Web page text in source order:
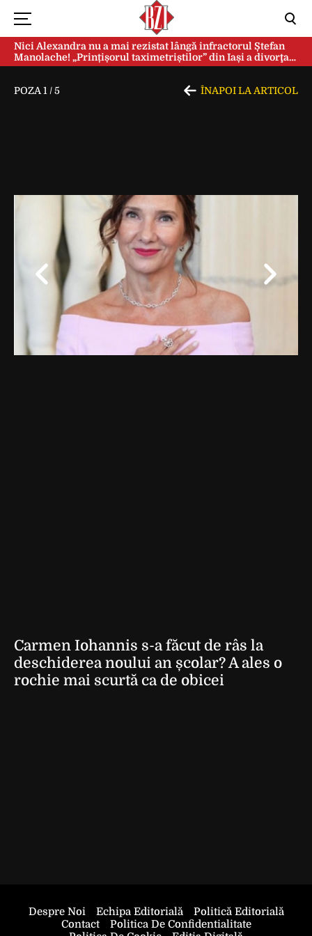
Nici Alexandra nu a mai rezistat lângă infractorul Ștefan
Manolache! „Prințișorul taximetriștilor” din Iași a divorţat
după doi ani de căsnicie
POZA 1 /5 ÎNAPOI LA ARTICOL
Carmen Iohannis s-a făcut de râs la
deschiderea noului an școlar? A ales o
rochie mai scurtă ca de obicei
Despre Noi Echipa Editorială
Politică Editorială
Contact
Politica De Confidentialitate